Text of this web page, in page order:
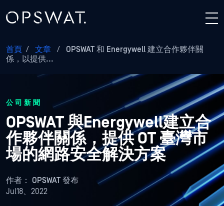
首頁 / 文章 /
OPSWAT 和 Energywell 建立合作夥伴關
係，以提供...
公司新聞
OPSWAT 與Energywell建立合
作夥伴關係，提供 OT 臺灣市
場的網路安全解決方案
作者： OPSWAT 發布
Jul18、2022